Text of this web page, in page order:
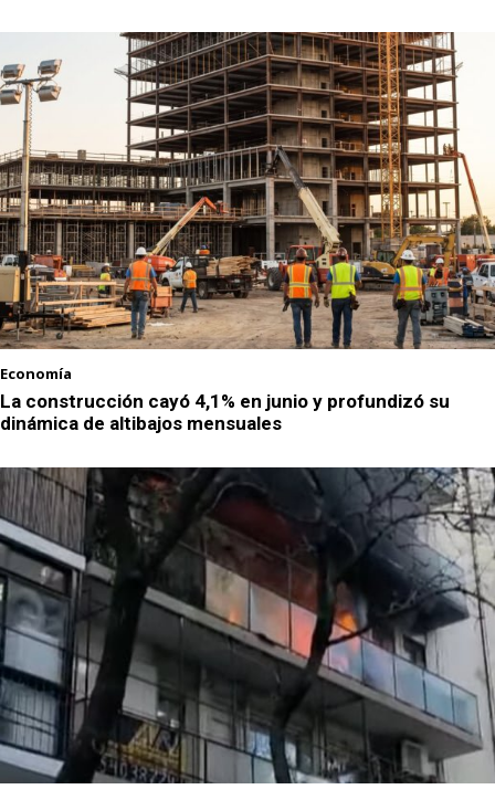
Economía
La construcción cayó 4,1% en junio y profundizó su
dinámica de altibajos mensuales